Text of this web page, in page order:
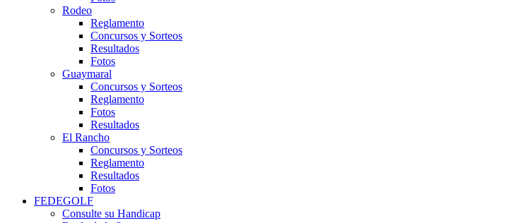
Rodeo
Reglamento
Concursos y Sorteos
Resultados
Fotos
Guaymaral
Concursos y Sorteos
Reglamento
Fotos
Resultados
El Rancho
Concursos y Sorteos
Reglamento
Resultados
Fotos
FEDEGOLF
Consulte su Handicap